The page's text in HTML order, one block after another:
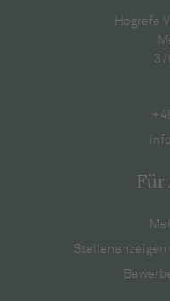
Hogrefe
Für